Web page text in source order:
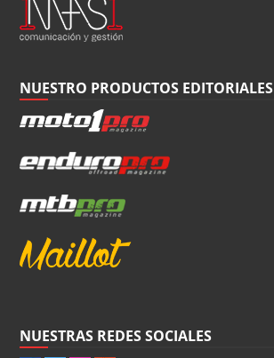
NUESTRO PRODUCTOS EDITORIALES
NUESTRAS REDES SOCIALES